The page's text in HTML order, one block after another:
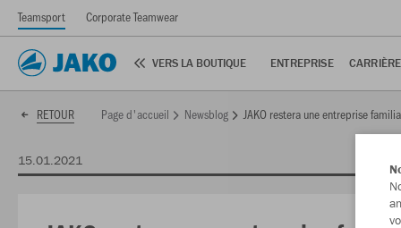
Teamsport Corporate Teamwear
VERS LA BOUTIQUE ENTREPRISE CARRIÈRE
RETOUR Page d'accueil Newsblog JAKO restera une entreprise
15.01.2021